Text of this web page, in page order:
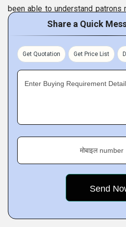
been able to understand patrons
deliver the products
the best services such as
concept designing at
Pioneering:
Excellence in Export year after year.
In the year 1975, Mr. R.D.
and in 1977, the unit decided to
Share a Quick
Get Quotation Get Price List
Enter Buying Requirement
मोबाइल number